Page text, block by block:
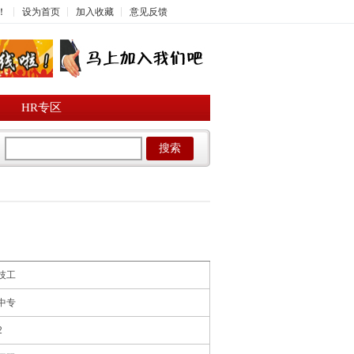
设为首页 加入收藏 意见反馈
HR专区
搜索
工
专